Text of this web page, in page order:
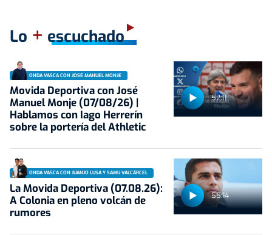
Lo + escuchado
52:11
ONDA VASCA CON JOSÉ MANUEL MONJE
Movida Deportiva con José
Manuel Monje (07/08/26) |
Hablamos con Iago Herrerín
sobre la portería del Athletic
55:14
ONDA VASCA CON JUANJO LUSA Y SAMU VALCÁRCEL
La Movida Deportiva (07.08.26):
A Colonia en pleno volcán de
rumores